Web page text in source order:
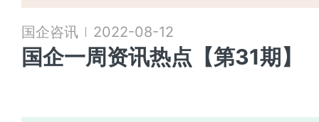
国企咨讯 2022-08-12
国企一周资讯热点【第31期】